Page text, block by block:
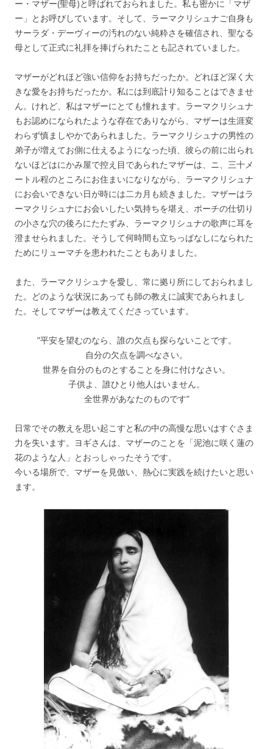
ー・マザー(聖母)と呼ばれておられました。私も密かに「マザ
ー」とお呼びしています。そして、ラーマクリシュナご自身も
サーラダ・デーヴィーの汚れのない純粋さを確信され、聖なる
母として正式に礼拝を捧げられたことも記されていました。
マザーがどれほど強い信仰をお持ちだったか。どれほど深く大
きな愛をお持ちだったか。私には到底計り知ることはできませ
ん。けれど、私はマザーにとても憧れます。ラーマクリシュナ
もお認めになられたような存在でありながら、マザーは生涯変
わらず慎ましやかであられました。ラーマクリシュナの男性の
弟子が増えてお側に仕えるようになった頃、彼らの前に出られ
ないほどはにかみ屋で控え目であられたマザーは、ニ、三十メ
ートル程のところにお住まいになりながら、ラーマクリシュナ
にお会いできない日が時には二カ月も続きました。マザーはラ
ーマクリシュナにお会いしたい気持ちを堪え、ポーチの仕切り
の小さな穴の後ろにたたずみ、ラーマクリシュナの歌声に耳を
澄ませられました。そうして何時間も立ちっぱなしになられた
ためにリューマチを患われたこともありました。
また、ラーマクリシュナを愛し、常に拠り所にしておられまし
た。どのような状況にあっても師の教えに誠実であられまし
た。そしてマザーは教えてくださっています。
”平安を望むのなら、誰の欠点も探らないことです。
自分の欠点を調べなさい。
世界を自分のものとすることを身に付けなさい。
子供よ、誰ひとり他人はいません。
全世界があなたのものです”
日常でその教えを思い起こすと私の中の高慢な思いはすぐさま
力を失います。ヨギさんは、マザーのことを「泥池に咲く蓮の
花のような人」とおっしゃったそうです。
今いる場所で、マザーを見倣い、熱心に実践を続けたいと思い
ます。